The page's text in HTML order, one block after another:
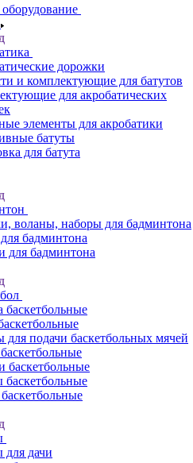
дорожки
и комплектующие для батутов
для акробатических
элементы для акробатики
батуты
для батута
воланы, наборы для бадминтона
бадминтона
для бадминтона
баскетбольные
для подачи баскетбольных мячей
баскетбольные
для дачи